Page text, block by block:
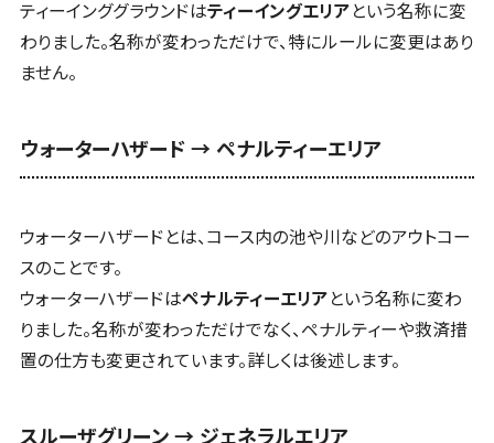
ティーインググラウンドはティーイングエリア という名称に変
わりました。名称が変わっただけで、特にルールに変更はあり
ません。
ウォーターハザード → ペナルティーエリア
ウォーターハザードとは、コース内の池や川などのアウトコー
スのことです。
ウォーターハザードはペナルティーエリア という名称に変わ
りました。名称が変わっただけでなく、ペナルティーや救済措
置の仕方も変更されています。詳しくは後述します。
スルーザグリーン → ジェネラルエリア